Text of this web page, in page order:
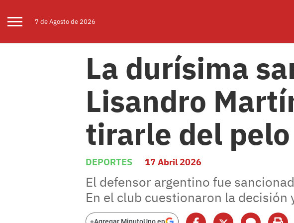
7 deAgostode 2026
La durísima
Lisandro
tirarle del
DEPORTES 17 Abril 2026
El defensor argentino fue
En el club cuestionaron la